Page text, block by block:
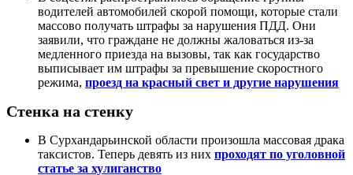
водителей автомобилей скорой помощи, которые стали
массово получать штрафы за нарушения ПДД. Они
заявили, что граждане не должны жаловаться из-за
медленного приезда на вызовы, так как государство
выписывает им штрафы за превышение скоростного
режима, проезд на красный свет и другие нарушения
Стенка на стенку
В Сурхандарьинской области произошла массовая драка
таксистов. Теперь девять из них проходят по уголовной
статье за хулиганство